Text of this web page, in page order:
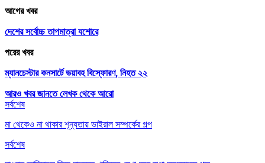
আগের খবর
দেশের সর্বোচ্চ তাপমাত্রা যশোরে
পরের খবর
ম্যানচেস্টার কনসার্টে ভয়াবহ বিস্ফোরণ, নিহত ২২
আরও খবর জানতে লেখক থেকে আরো
সর্বশেষ
মা থেকেও না থাকার শূন্যতায় ভাইরাল সম্পর্কের গল্প
সর্বশেষ